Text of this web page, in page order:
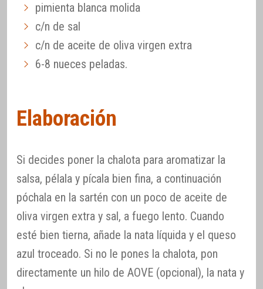
pimienta blanca molida
c/n de sal
c/n de aceite de oliva virgen extra
6-8 nueces peladas.
Elaboración
Si decides poner la chalota para aromatizar la
salsa, pélala y pícala bien fina, a continuación
póchala en la sartén con un poco de aceite de
oliva virgen extra y sal, a fuego lento. Cuando
esté bien tierna, añade la nata líquida y el queso
azul troceado. Si no le pones la chalota, pon
directamente un hilo de AOVE (opcional), la nata y